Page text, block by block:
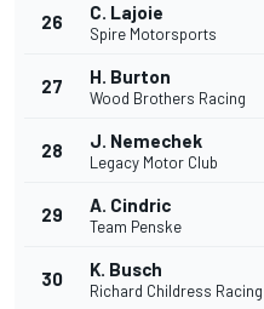
26 C. Lajoie
Spire Motorsports
27 H. Burton
Wood Brothers Racing
28 J. Nemechek
Legacy Motor Club
29 A. Cindric
Team Penske
30 K. Busch
Richard Childress Racing